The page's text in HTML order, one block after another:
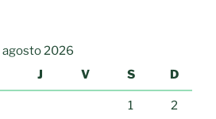
agosto 2026
J V S D
1 2